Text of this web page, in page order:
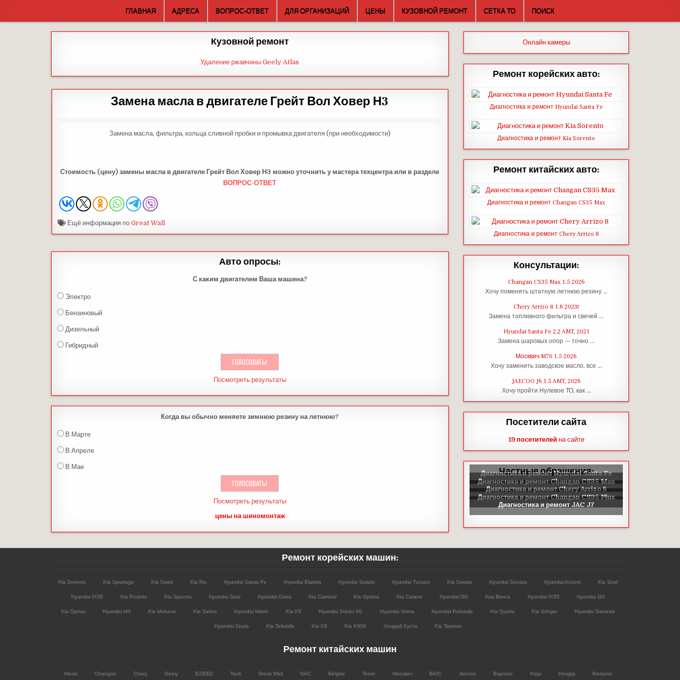
content
ГЛАВНАЯ АДРЕСА ВОПРОС-ОТВЕТ ДЛЯ ОРГАНИЗАЦИЙ ЦЕНЫ КУЗОВНОЙ РЕМОНТ СЕТКА ТО ПОИСК
Кузовной ремонт
Удаление ржавчины Geely Atlas
Замена масла в двигателе Грейт Вол Ховер Н3
Замена масла, фильтра, кольца сливной пробки и промывка двигателя (при необходимости)
Стоимость (цену)замены масла в двигателе Грейт Вол Ховер Н3 можно уточнить у мастера техцентра или в разделе
ВОПРОС-ОТВЕТ
Ещё информация по Great Wall
Авто опросы:
С каким двигателем Ваша машина?
Электро
Бензиновый
Дизельный
Гибридный
Посмотреть результаты
Когда вы обычно меняете зимнюю резину на летнюю?
В Марте
В Апреле
В Мае
Посмотреть результаты
цены на шиномонтаж
Онлайн камеры
Ремонт корейских авто:
Диагностика и ремонт Hyundai Santa Fe
Диагностика и ремонт Kia Sorento
Ремонт китайских авто:
Диагностика и ремонт Changan CS35 Max
Диагностика и ремонт Chery Arrizo 8
Консультации:
Changan CS35 Max 1.5 2026
Хочу поменять штатную летнюю резину …
Chery Arrizo 8 1.6 2023г
Замена топливного фильтра и свечей …
Hyundai Santa Fe 2.2 AMT, 2021
Замена шаровых опор — точно …
Москвич M70 1.5 2026
Хочу заменить заводское масло, все …
JAECOO J6 1.5 AMT, 2026
Хочу пройти Нулевое ТО, как …
Посетители сайта
19 посетителейна сайте
Частные обращения:
Ремонт корейских машин:
Kia Sorento Kia Sportage Kia Ceed Kia Rio Hyundai Santa Fe Hyundai Elantra Hyundai Solaris Hyundai Tucson Kia Cerato Hyundai Sonata Hyundai Accent Kia Soul
Hyundai IX35 Kia Picanto Kia Spectra Hyundai Getz Hyundai Creta Kia Carnival Kia Optima Kia Carens Hyundai I30 Киа Венга Hyundai IX55 Hyundai I20
Kia Opirus Hyundai I40 Kia Mohave Kia Seltos Hyundai Matrix Kia K5 Hyundai Starex H1 Hyundai Verna HyundaI Palisade Kia Quoris Kia Stinger Hyundai Genesis
Hyundai Staria Kia Telluride Kia K8 Kia K900 Хендай Кусто Kia Tasman
Ремонт китайских машин
Haval Changan Chery Geely EXEED Tank Great Wall GAC Belgee Tenet Москвич BAIC Jaecoo Вортекс Kaiyi Hongqi Bestune